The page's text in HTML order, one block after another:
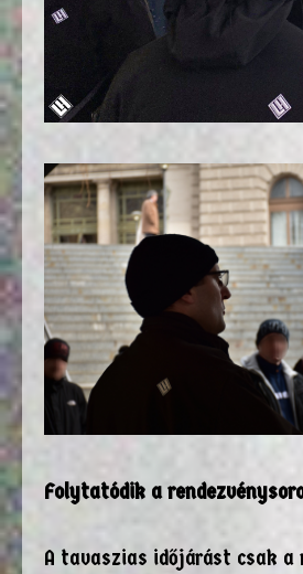
Folytatódik a
A tavaszias időjárást csak a